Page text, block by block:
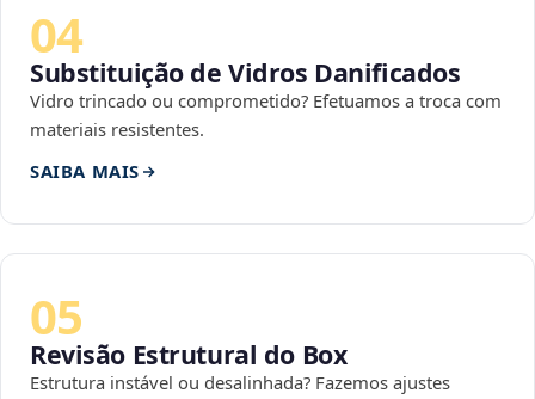
04
Substituição de Vidros Danificados
Vidro trincado ou comprometido? Efetuamos a troca com
materiais resistentes.
SAIBA MAIS
05
Revisão Estrutural do Box
Estrutura instável ou desalinhada? Fazemos ajustes